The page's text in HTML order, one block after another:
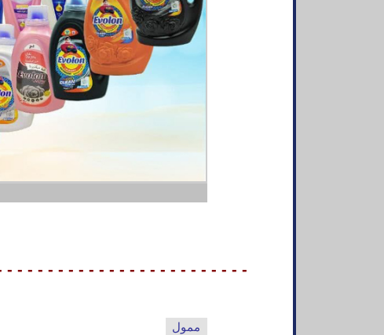
- - - - - - - - - - - - - - - - - - - - - - -
ممول